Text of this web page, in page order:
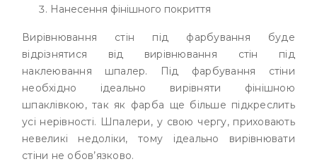
Нанесення фінішного покриття
Вирівнювання стін під фарбування буде
відрізнятися від вирівнювання стін під
наклеювання шпалер. Під фарбування стіни
необхідно ідеально вирівняти фінішною
шпаклівкою, так як фарба ще більше підкреслить
усі нерівності. Шпалери, у свою чергу, приховають
невеликі недоліки, тому ідеально вирівнювати
стіни не обов’язково.